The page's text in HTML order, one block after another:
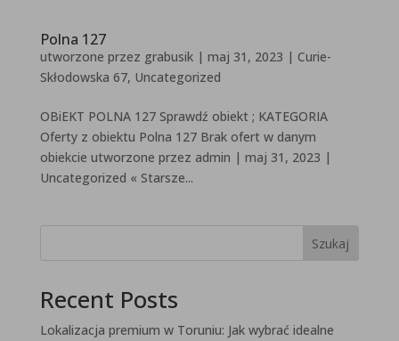
Polna 127
utworzone przez grabusik| maj 31, 2023 | Curie-
Skłodowska 67, Uncategorized
OBiEKT POLNA 127 Sprawdź obiekt ; KATEGORIA
Oferty z obiektu Polna 127 Brak ofert w danym
obiekcie utworzone przez admin | maj 31, 2023 |
Uncategorized « Starsze...
Szukaj
Recent Posts
Lokalizacja premium w Toruniu: Jak wybrać idealne